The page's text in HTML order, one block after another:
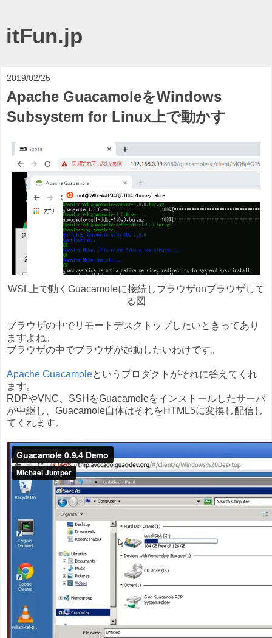
itFun.jp
2019/02/25
Apache GuacamoleをWindows
Subsystem for Linux上で動かす
WSL上で動くGuacamoleに接続しブラウザonブラウザして
る図
ブラウザの中でリモートデスクトップしたいときってあり
ますよね。
ブラウザの中でブラウザが起動したいわけです。
Apache Guacamoleというプロダクトがそれに答えてくれ
ます。
RDPやVNC、SSHをGuacamoleをインストールしたサーバ
が中継し、Guacamole自体はそれをHTML5に変換し配信し
てくれます。